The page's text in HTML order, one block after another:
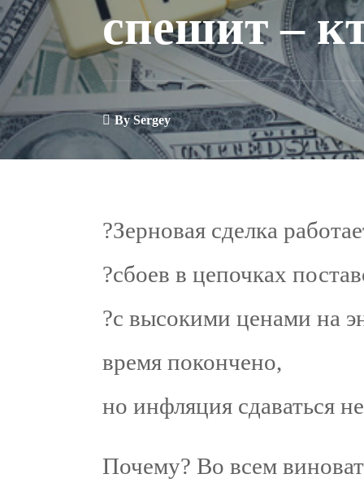
спешит –
BySergey
?Зерновая сделка
?сбоев в цепочках
?с высокими ценами на
время покончено,
но инфляция сдаваться
Почему? Во всем